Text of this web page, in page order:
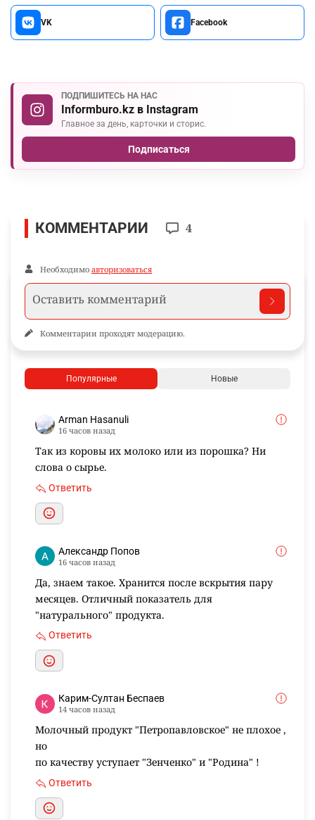
VK Facebook
ПОДПИШИТЕСЬ НА НАС
Informburo.kz в Instagram
Главное за день, карточки и сторис.
Подписаться
КОММЕНТАРИИ 4
Необходимо авторизоваться
Комментарии проходят модерацию.
Популярные Новые
Arman Hasanuli
16 часов назад
Так из коровы их молоко или из порошка? Ни
слова о сырье.
Ответить
Александр Попов
16 часов назад
Да, знаем такое. Хранится после вскрытия пару
месяцев. Отличный показатель для
"натурального" продукта.
Ответить
Карим-Султан Беспаев
14 часов назад
Молочный продукт "Петропавловское" не плохое ,
но
по качеству уступает "Зенченко" и "Родина" !
Ответить